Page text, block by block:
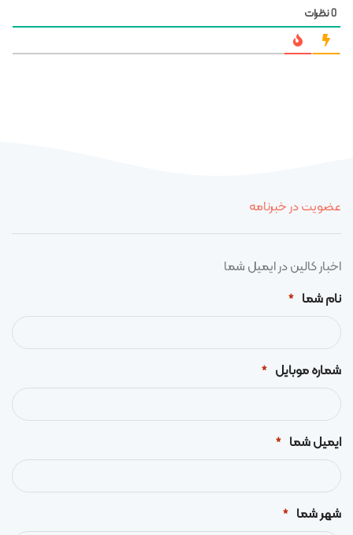
0نظرات
عضویت در خبرنامه
اخبار کالین در ایمیل شما
نام شما
*
شماره موبایل *
ایمیل شما *
شهر شما *